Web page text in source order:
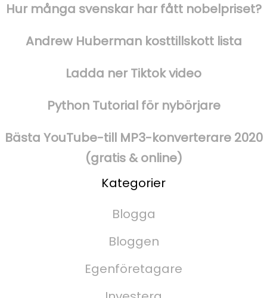
Hur många svenskar har fått nobelpriset?
Andrew Huberman kosttillskott lista
Ladda ner Tiktok video
Python Tutorial för nybörjare
Bästa YouTube-till MP3-konverterare 2020
(gratis & online)
Kategorier
Blogga
Bloggen
Egenföretagare